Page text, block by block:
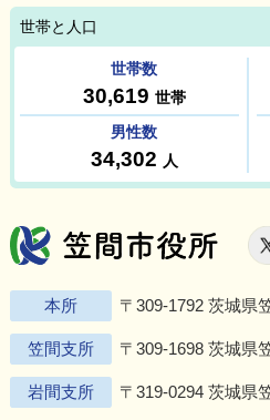
本所 〒309-1792 茨城県
笠間支所 〒309-1698 茨城県
岩間支所 〒319-0294 茨城県